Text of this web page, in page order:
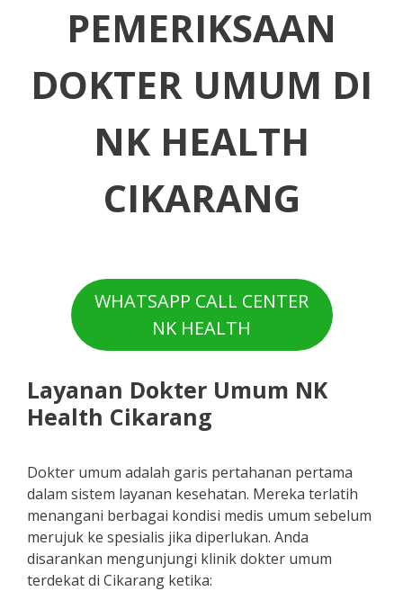
PEMERIKSAAN
DOKTER UMUM DI
NK HEALTH
CIKARANG
WHATSAPP CALL CENTER
NK HEALTH
Layanan Dokter Umum NK
Health Cikarang
Dokter umum adalah garis pertahanan pertama
dalam sistem layanan kesehatan. Mereka terlatih
menangani berbagai kondisi medis umum sebelum
merujuk ke spesialis jika diperlukan. Anda
disarankan mengunjungi klinik dokter umum
terdekat di Cikarang ketika: